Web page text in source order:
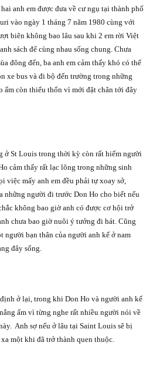
anh em được đưa về cư ngụ tại thành phố
vào ngày 1 tháng 7 năm 1980 cùng với
biên không bao lâu sau khi 2 em rời Việt
sách để cùng nhau sống chung. Chưa
đông đến, ba anh em cảm thấy khó có thể
xe bus và đi bộ đến trường trong những
ấm còn thiếu thốn vì mới đặt chân tới đây
ở St Louis trong thời kỳ còn rất hiếm người
cảm thấy rất lạc lõng trong những sinh
việc mấy anh em đều phải tự xoay sở,
những người đi trước Don Ho cho biết nếu
không bao giờ anh có được cơ hội trở
chưa bao giờ nuôi ý tưởng đi hát. Cũng
người bạn thân của người anh kế ở nam
đây sống.
ở lại, trong khi Don Ho và người anh kế
ấm vì từng nghe rất nhiều người nói về
Anh sợ nếu ở lâu tại Saint Louis sẽ bị
một khi đã trở thành quen thuộc.